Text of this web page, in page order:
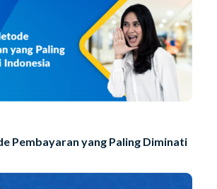
Pembayaran yang Paling Diminati